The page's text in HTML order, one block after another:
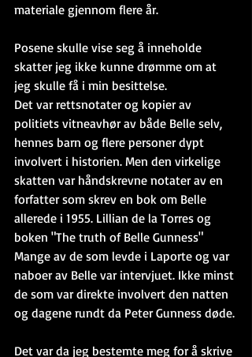
materiale gjennom flere år.
Posene skulle vise seg å inneholde
skatter jeg ikke kunne drømme om at
jeg skulle få i min besittelse.
Det var rettsnotater og kopier av
politiets vitneavhør av både Belle selv,
hennes barn og flere personer dypt
involvert i historien. Men den virkelige
skatten var håndskrevne notater av en
forfatter som skrev en bok om Belle
allerede i 1955. Lillian de la Torres og
boken "The truth of Belle Gunness"
Mange av de som levde i Laporte og var
naboer av Belle var intervjuet. Ikke minst
de som var direkte involvert den natten
og dagene rundt da Peter Gunness døde.
Det var da jeg bestemte meg for å skrive